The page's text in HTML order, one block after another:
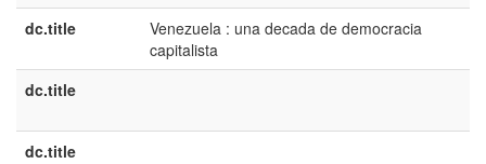
dc.title
Venezuela : una decada de democracia
capitalista
dc.title
dc.title